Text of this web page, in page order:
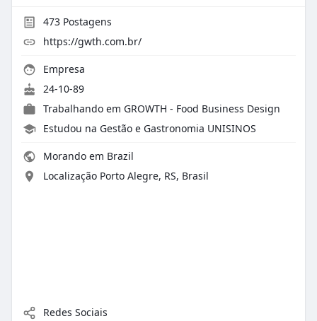
473Postagens
https://gwth.com.br/
Empresa
24-10-89
Trabalhando em GROWTH - Food Business Design
Estudou na Gestão e Gastronomia UNISINOS
Morando em Brazil
Localização Porto Alegre, RS, Brasil
Redes Sociais